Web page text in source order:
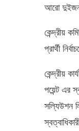
আরো দুইজন
কেন্দ্রীয়
প্রার্থী
কেন্দ্রীয়
পয়েন্ট এর
সল্যিউশন